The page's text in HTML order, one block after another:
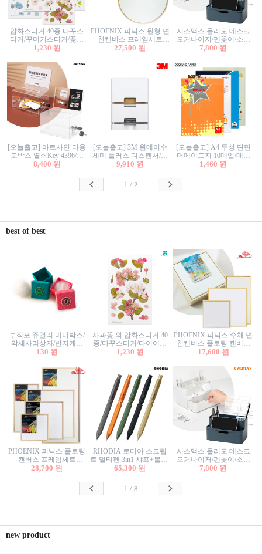
압화스티커 40종 다꾸스
티커/꾸미기스티커/꽃스
티커/압화꽃책갈피/팬시
1,230 원
PHOENIX 피닉스 원형 면
천캔버스 프레임세트
30cm/원형캔버스/플로팅
27,500 원
시스맥스 올리오 데스크
오거나이저/펜꽂이/소품
꽂이/소품함/정리함/수납
7,800 원
[오늘출고] 아트사인 다용
도박스 열쇠Key 4396/투
표함/건의함/모금함/응모
8,400 원
[오늘출고] 3M 원데이수
세미 플러스 디스펜서/소
프트수세미5매+강력수세
9,910 원
[오늘출고] A4 두성 단면
머메이드지 10매입/매직
터치/색지/색상지/색복사
칼라색지/고급복사지
1,460 원
1 / 2
best of best
부직포 쥬얼리 미니박스/
악세사리상자/반지케이
스/반지상자/귀걸이상자/
130 원
사과꽃 외 압화스티커 40
종/다꾸스티커/다이어리
꾸미기/꽃스티커/자연물
1,230 원
PHOENIX 피닉스 수채 면
천캔버스 플로팅 캔버스
프레임세트 30x30cm/액자
17,600 원
PHOENIX 피닉스 플로팅
캔버스 프레임세트
50x50cm/액자캔버스/인테
28,700 원
RHODIA 로디아 스크립
트 멀티펜 3in1 샤프+볼펜/
무광택 알루미늄 육각배
65,300 원
시스맥스 올리오 데스크
오거나이저/펜꽂이/소품
꽂이/소품함/정리함/수납
7,800 원
1 / 8
new product